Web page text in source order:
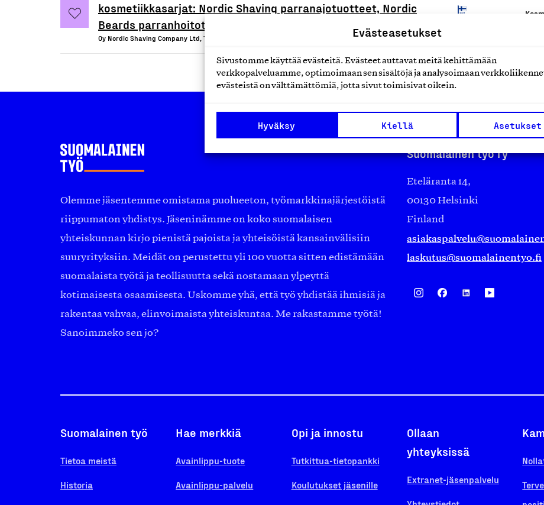
Evästeasetukset
Sivustomme käyttää evästeitä. Evästeet auttavat meitä kehittämään
verkkopalveluamme, optimoimaan sen sisältöjä ja analysoimaan
evästeistä on välttämättömiä, jotta sivut toimisivat oikein.
Hyväksy Kiellä Asetukset
kosmetiikkasarjat: Nordic Shaving parranajotuotteet, Nordic
Beards parranhoitotuotteet
Oy Nordic Shaving Company Ltd, Tuote
Olemme jäsentemme omistama puolueeton, työmarkkinajärjestöistä
riippumaton yhdistys. Jäseninämme on koko suomalaisen
yhteiskunnan kirjo pienistä pajoista ja yhteisöistä kansainvälisiin
suuryrityksiin. Meidät on perustettu yli 100 vuotta sitten edistämään
suomalaista työtä ja teollisuutta sekä nostamaan ylpeyttä
kotimaisesta osaamisesta. Uskomme yhä, että työ yhdistää ihmisiä ja
rakentaa vahvaa, elinvoimaista yhteiskuntaa. Me rakastamme työtä!
Sanoimmeko sen jo?
Suomalainen työ ry
Eteläranta 14,
00130 Helsinki
Finland
laskutus@suomalainentyo.fi
Suomalainen työ
Tietoa meistä
Historia
Hae merkkiä
Avainlippu-tuote
Avainlippu-palvelu
Opi ja innostu
Tutkittua-tietopankki
Koulutukset jäsenille
Ollaan
yhteyksissä
Extranet-jäsenpalvelu